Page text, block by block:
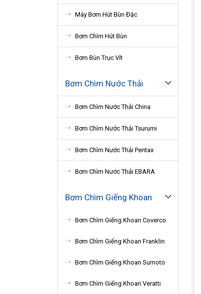
Máy Bơm Hút Bùn Đặc
Bơm Chìm Hút Bùn
Bơm Bùn Trục Vít
Bơm Chìm Nước Thải
Bơm Chìm Nước Thải China
Bơm Chìm Nước Thải Tsurumi
Bơm Chìm Nước Thải Pentax
Bơm Chìm Nước Thải EBARA
Bơm Chìm Giếng Khoan
Bơm Chìm Giếng Khoan Coverco
Bơm Chìm Giếng Khoan Franklin
Bơm Chìm Giếng Khoan Sumoto
Bơm Chìm Giếng Khoan Veratti